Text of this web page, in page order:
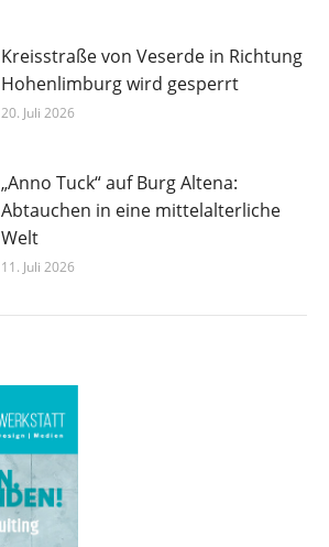
Kreisstraße von Veserde in Richtung
Hohenlimburg wird gesperrt
20. Juli 2026
„Anno Tuck“ auf Burg Altena:
Abtauchen in eine mittelalterliche
Welt
11. Juli 2026